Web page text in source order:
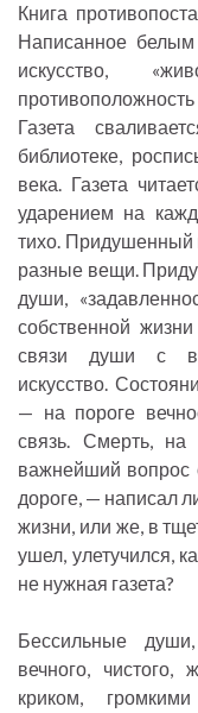
Книга
Написанное
искусство,
Газета
библиотеке,
века. Газета
ударением на
тихо. Придушенный
разные вещи.
души,
собственной
связи души с
искусство.
— на пороге
связь. Смерть, на
важнейший вопрос
дороге, — написал
жизни, или же, в
ушел, улетучился,
не нужная газета?
Бессильные
вечного,
криком,